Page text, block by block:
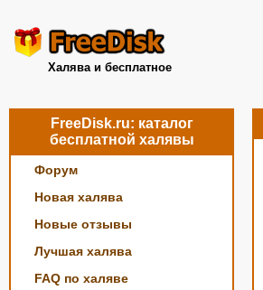
Халява и бесплатное
FreeDisk.ru: каталог
бесплатной халявы
Форум
Новая халява
Новые отзывы
Лучшая халява
FAQ по халяве